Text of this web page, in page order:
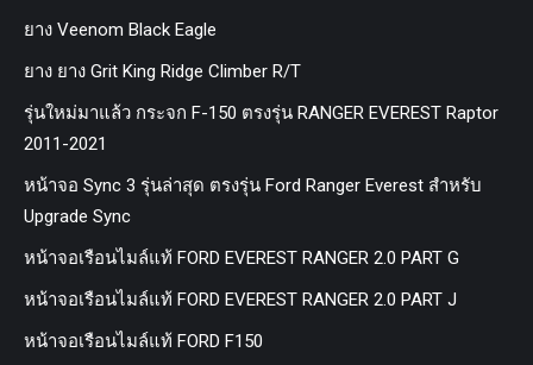
ยาง Veenom Black Eagle
ยาง ยาง Grit King Ridge Climber R/T
รุ่นใหม่มาแล้ว กระจก F-150 ตรงรุ่น RANGER EVEREST Raptor
2011-2021
หน้าจอ Sync 3 รุ่นล่าสุด ตรงรุ่น Ford Ranger Everest สำหรับ
Upgrade Sync
หน้าจอเรือนไมล์แท้ FORD EVEREST RANGER 2.0 PART G
หน้าจอเรือนไมล์แท้ FORD EVEREST RANGER 2.0 PART J
หน้าจอเรือนไมล์แท้ FORD F150